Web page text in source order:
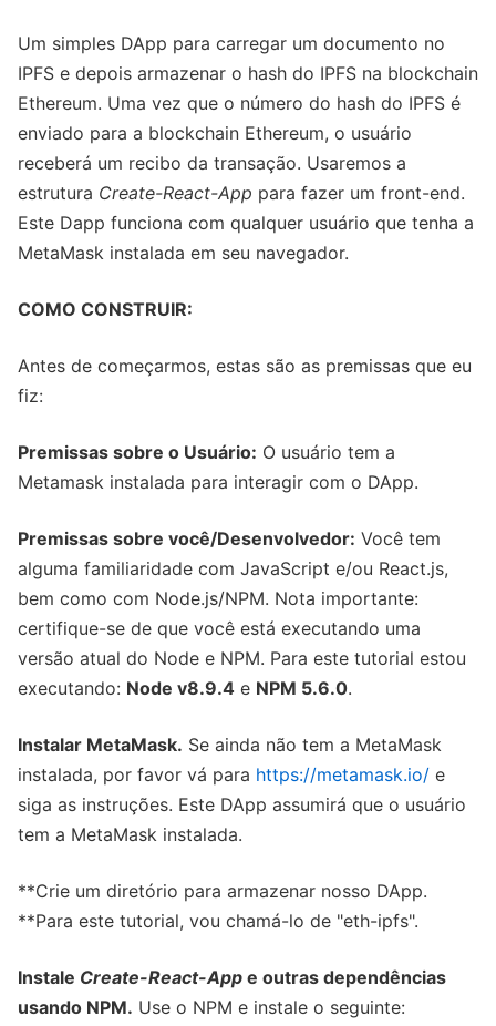
Um simples DApp para carregar um documento no
IPFS e depois armazenar o hash do IPFS na blockchain
Ethereum. Uma vez que o número do hash do IPFS é
enviado para a blockchain Ethereum, o usuário
receberá um recibo da transação. Usaremos a
estrutura Create-React-App para fazer um front-end.
Este Dapp funciona com qualquer usuário que tenha a
MetaMask instalada em seu navegador.
COMO CONSTRUIR:
Antes de começarmos, estas são as premissas que eu
fiz:
Premissas sobre o Usuário: O usuário tem a
Metamask instalada para interagir com o DApp.
Premissas sobre você/Desenvolvedor: Você tem
alguma familiaridade com JavaScript e/ou React.js,
bem como com Node.js/NPM. Nota importante:
certifique-se de que você está executando uma
versão atual do Node e NPM. Para este tutorial estou
executando: Node v8.9.4 e NPM 5.6.0.
Instalar MetaMask. Se ainda não tem a MetaMask
instalada, por favor vá para https://metamask.io/ e
siga as instruções. Este DApp assumirá que o usuário
tem a MetaMask instalada.
**Crie um diretório para armazenar nosso DApp.
**Para este tutorial, vou chamá-lo de "eth-ipfs".
Instale Create-React-App e outras dependências
usando NPM. Use o NPM e instale o seguinte: